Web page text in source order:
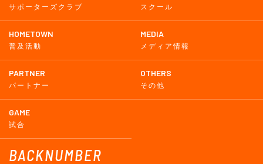
サポーターズクラブ スクール
HOMETOWN
普及活動
MEDIA
メディア情報
PARTNER
パートナー
OTHERS
その他
GAME
試合
BACKNUMBER